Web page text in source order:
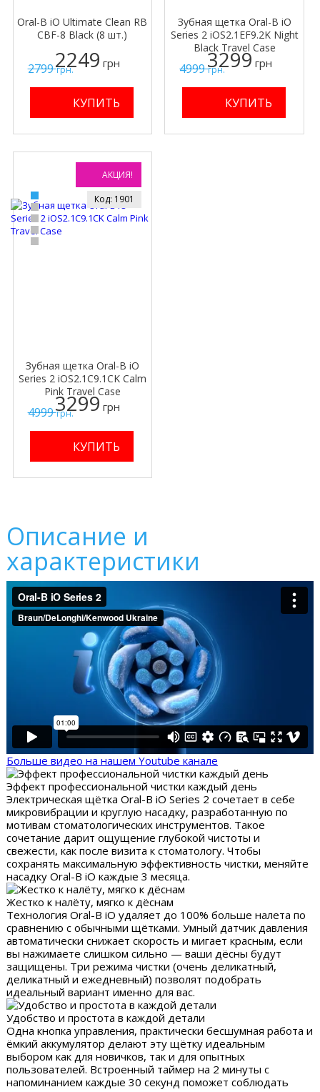
2799грн.
Oral-B iO Ultimate Clean RB
CBF-8 Black (8 шт.)
2249 грн 4999грн.
Зубная щетка Oral-B iO
Series 2 iOS2.1EF9.2K Night
Black Travel Case
3299 грн
АКЦИЯ!
4999грн.
Зубная щетка Oral-B iO
Series 2 iOS2.1C9.1CK Calm
Pink Travel Case
Код: 1901
3299грн
Описание и
характеристики
Больше видео на нашем Youtube канале
Эффект профессиональной чистки каждый день
Электрическая щётка Oral-B iO Series 2 сочетает в себе
микровибрации и круглую насадку, разработанную по
мотивам стоматологических инструментов. Такое
сочетание дарит ощущение глубокой чистоты и
свежести, как после визита к стоматологу. Чтобы
сохранять максимальную эффективность чистки, меняйте
насадку Oral-B iO каждые 3 месяца.
Жестко к налёту, мягко к дёснам
Технология Oral-B iO удаляет до 100% больше налета по
сравнению с обычными щётками. Умный датчик давления
автоматически снижает скорость и мигает красным, если
вы нажимаете слишком сильно — ваши дёсны будут
защищены. Три режима чистки (очень деликатный,
деликатный и ежедневный) позволят подобрать
идеальный вариант именно для вас.
Удобство и простота в каждой детали
Одна кнопка управления, практически бесшумная работа и
ёмкий аккумулятор делают эту щётку идеальным
выбором как для новичков, так и для опытных
пользователей. Встроенный таймер на 2 минуты с
напоминанием каждые 30 секунд поможет соблюдать